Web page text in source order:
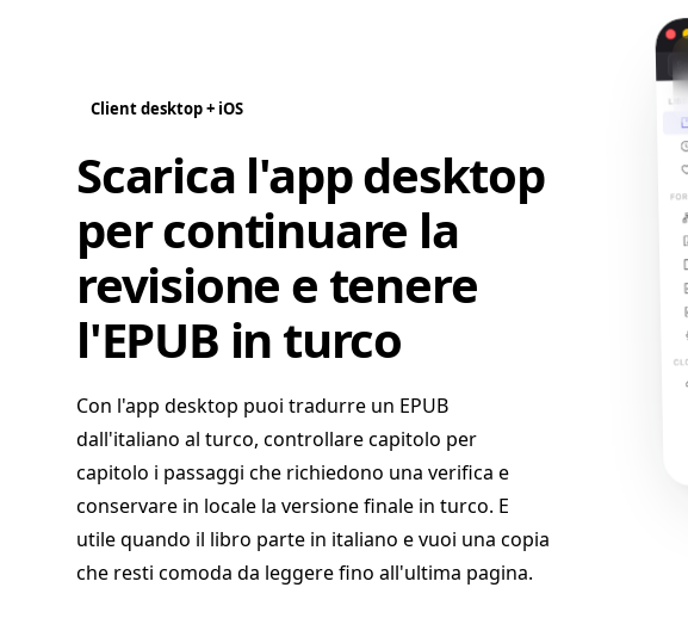
Client desktop + iOS
Scarica l'app desktop
per continuare la
revisione e tenere
l'EPUB in turco
Con l'app desktop puoi tradurre un EPUB
dall'italiano al turco, controllare capitolo per
capitolo i passaggi che richiedono una verifica e
conservare in locale la versione finale in turco. E
utile quando il libro parte in italiano e vuoi una copia
che resti comoda da leggere fino all'ultima pagina.